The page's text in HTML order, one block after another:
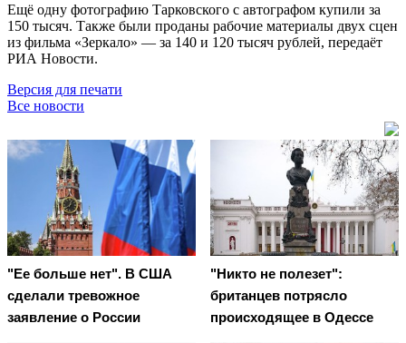
Ещё одну фотографию Тарковского с автографом купили за
150 тысяч. Также были проданы рабочие материалы двух сцен
из фильма «Зеркало» — за 140 и 120 тысяч рублей, передаёт
РИА Новости.
Версия для печати
Все новости
"Ее больше нет". В США
сделали тревожное
заявление о России
"Никто не полезет":
британцев потрясло
происходящее в Одессе